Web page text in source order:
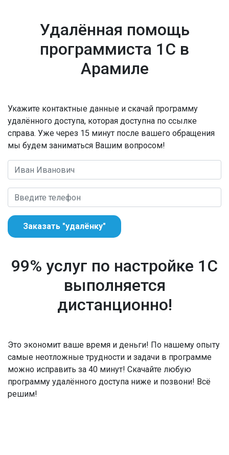
Удалённая помощь
программиста 1С в
Арамиле
Укажите контактные данные и скачай программу
удалённого доступа, которая доступна по ссылке
справа. Уже через 15 минут после вашего обращения
мы будем заниматься Вашим вопросом!
Заказать "удалёнку"
99% услуг по настройке 1С
выполняется
дистанционно!
Это экономит ваше время и деньги! По нашему опыту
самые неотложные трудности и задачи в программе
можно исправить за 40 минут! Скачайте любую
программу удалённого доступа ниже и позвони! Всё
решим!